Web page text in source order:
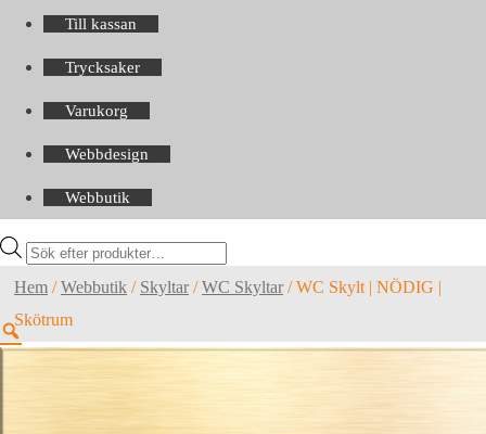
Till kassan
Trycksaker
Varukorg
Webbdesign
Webbutik
Products
Hem /Webbutik / Skyltar /WC Skyltar /WC Skylt | NÖDIG |
Skötrum